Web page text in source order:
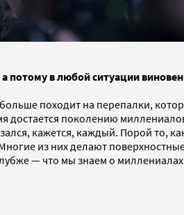
потому в любой ситуации
походит на перепалки,
достается поколению
кажется, каждый. Порой то,
из них делают
— что мы знаем о